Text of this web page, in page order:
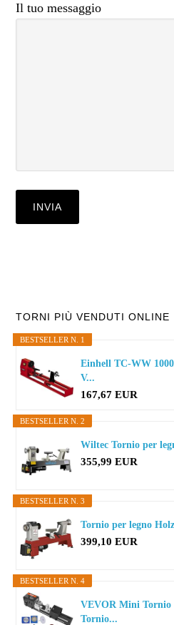
Il tuo messaggio
Primary
Sidebar
TORNI PIÙ VENDUTI ONLINE
BESTSELLER N. 1
Einhell TC-WW
V...
167,67 EUR
BESTSELLER N. 2
Wiltec Tornio per
355,99 EUR
BESTSELLER N. 3
Tornio per legno
399,10 EUR
BESTSELLER N. 4
VEVOR Mini Tornio
Tornio...